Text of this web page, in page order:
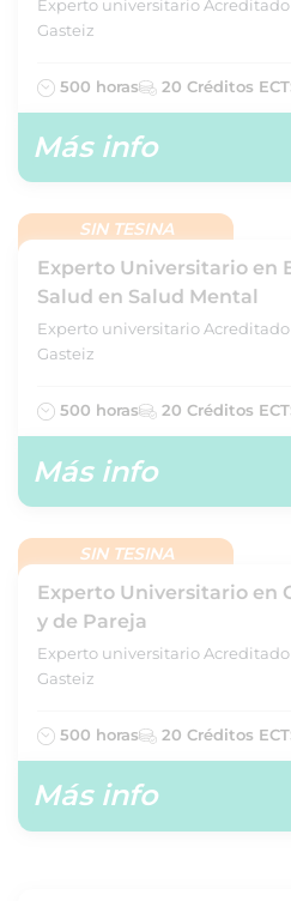
Experto universitario
Gasteiz
500 horas 20 Créditos
Más info
SIN TESINA
Experto Universitario en
Salud en Salud Mental
Experto universitario
Gasteiz
500 horas 20 Créditos
Más info
SIN TESINA
Experto Universitario en
y de Pareja
Experto universitario
Gasteiz
500 horas 20 Créditos
Más info